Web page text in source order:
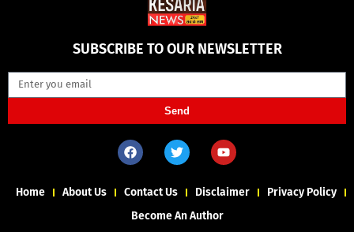
SUBSCRIBE TO OUR NEWSLETTER
Send
Home About Us Contact Us Disclaimer
Privacy Policy
Become An Author